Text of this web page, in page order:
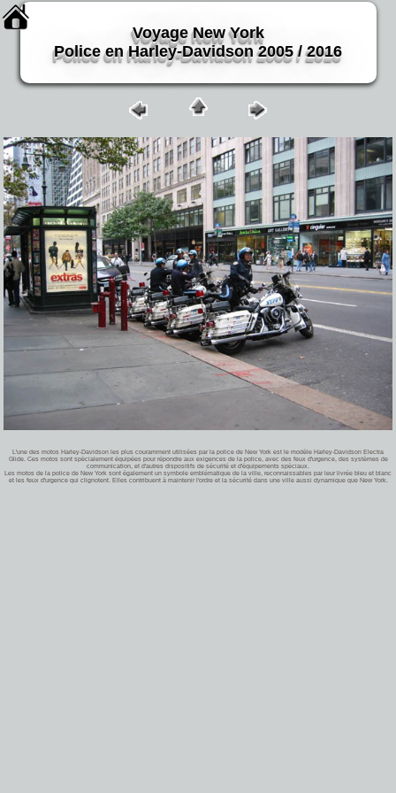
Voyage New York
Police en Harley-Davidson 2005 / 2016
L'une des motos Harley-Davidson les plus couramment utilisées par la police de New York est le modèle Harley-Davidson Electra
Glide. Ces motos sont spècialement équipées pour répondre aux exigences de la police, avec des feux d'urgence, des systèmes de
communication, et d'autres dispositifs de sécurité et d'équipements spèciaux.
Les motos de la police de New York sont également un symbole emblématique de la ville, reconnaissables par leur livrée bleu et blanc
et les feux d'urgence qui clignotent. Elles contribuent à maintenir l'ordre et la sécurité dans une ville aussi dynamique que New York.